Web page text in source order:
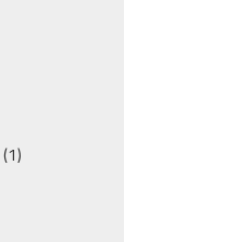
(1)